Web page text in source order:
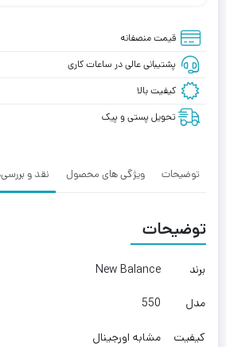
قیمت منصفانه
پشتیبانی عالی در ساعات کاری
کیفیت بالا
تحویل پستی و پیک
توضیحات ویژگی های محصول نقد و
توضیحات
برند New Balance
مدل 550
کیفیت مشابه اورجینال